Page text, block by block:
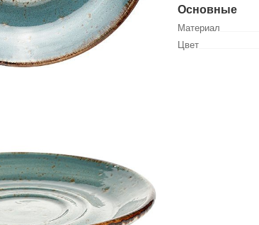
Основные
Материал
Цвет